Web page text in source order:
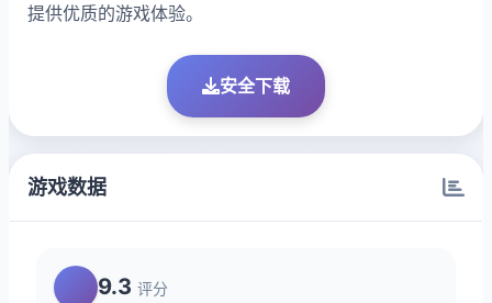
提供优质的游戏体验。
安全下载
游戏数据
9.3 评分